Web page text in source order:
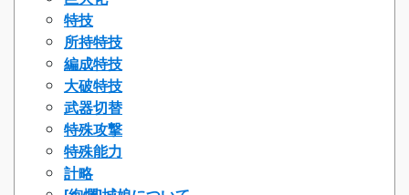
特技
所持特技
編成特技
大破特技
武器切替
特殊攻撃
特殊能力
計略